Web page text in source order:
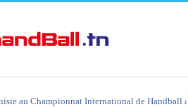
au Championnat International de Handball